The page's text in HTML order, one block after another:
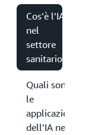
Cos’è l’IA
nel
settore
sanitario?
Quali sono
le
applicazioni
dell’IA nel